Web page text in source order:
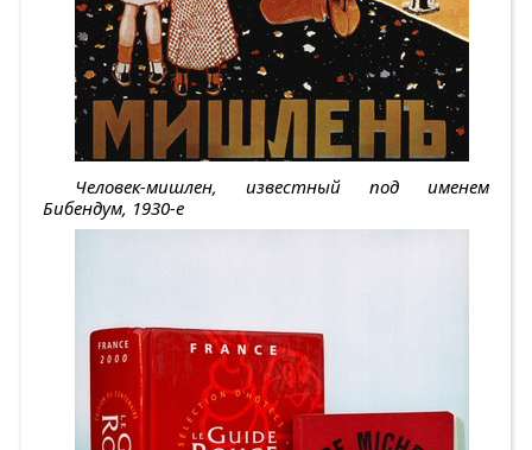
Человек-мишлен, известный под именем
Бибендум, 1930-е